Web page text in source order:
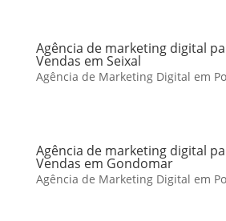
Agência de marketing digital
Vendas em Seixal
Agência de Marketing Digital em
Agência de marketing digital
Vendas em Gondomar
Agência de Marketing Digital em